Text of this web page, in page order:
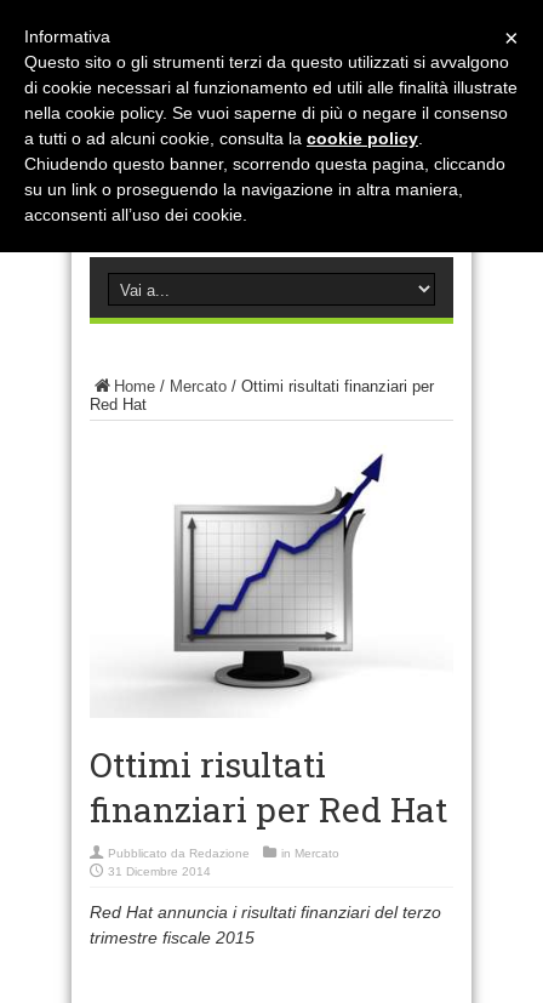
Home / Mercato / Ottimi risultati finanziari per
Red Hat
Ottimi risultati
finanziari per Red Hat
Pubblicato da Redazione in Mercato
31 Dicembre 2014
Red Hat annuncia i risultati finanziari del terzo
trimestre fiscale 2015
×
Informativa
Questo sito o gli strumenti terzi da questo utilizzati si avvalgono
di cookie necessari al funzionamento ed utili alle finalità illustrate
nella cookie policy. Se vuoi saperne di più o negare il consenso
a tutti o ad alcuni cookie, consulta la cookie policy
Chiudendo questo banner, scorrendo questa pagina, cliccando
su un link o proseguendo la navigazione in altra maniera,
acconsenti all’uso dei cookie.